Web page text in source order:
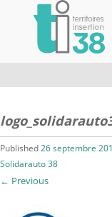
Published26 septembre
Solidarauto 38
← Previous